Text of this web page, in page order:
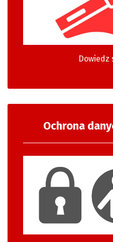
Dowiedz
Ochrona